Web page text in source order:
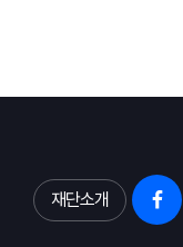
재단소개